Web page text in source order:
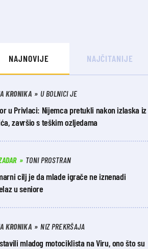
NAJNOVIJE NAJČITANIJE
KRONIKA U BOLNICI JE
u Privlaci: Nijemca pretukli nakon izlaska iz
završio s teškim ozljedama
TONI PROSTRAN
cilj je da mlade igrače ne iznenadi
u seniore
KRONIKA NIZ PREKRŠAJA
mladog motociklista na Viru, ono što su